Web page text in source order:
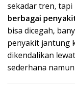
sekadar tren, tapi
berbagai
bisa dicegah,
penyakit jantung
dikendalikan
sederhana